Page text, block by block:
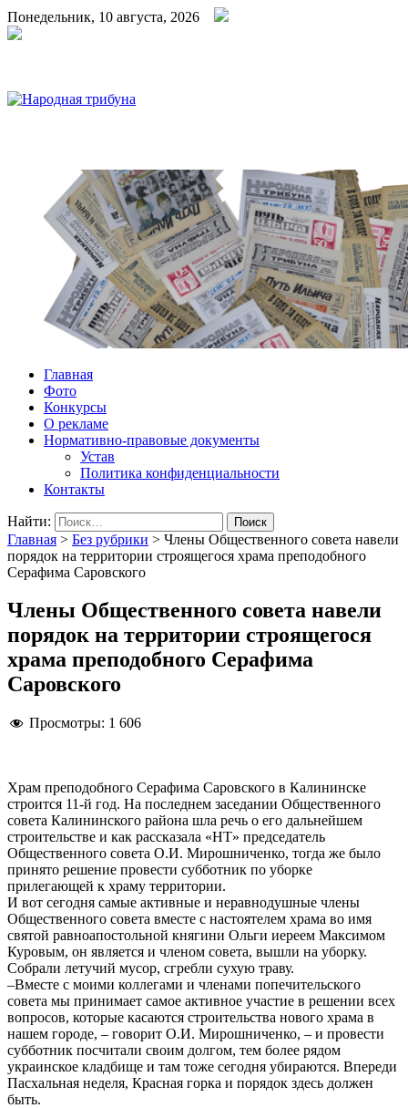
Понедельник, 10 августа, 2026
Народная трибуна
Калининская районная газета
Главная
Фото
Конкурсы
О рекламе
Нормативно-правовые документы
Устав
Политика конфиденциальности
Контакты
Найти:
Главная > Без рубрики > Члены Общественного совета навели
порядок на территории строящегося храма преподобного
Серафима Саровского
Члены Общественного совета навели
порядок на территории строящегося
храма преподобного Серафима
Саровского
Просмотры: 1 606
Храм преподобного Серафима Саровского в Калининске
строится 11-й год. На последнем заседании Общественного
совета Калининского района шла речь о его дальнейшем
строительстве и как рассказала «НТ» председатель
Общественного совета О.И. Мирошниченко, тогда же было
принято решение провести субботник по уборке
прилегающей к храму территории.
И вот сегодня самые активные и неравнодушные члены
Общественного совета вместе с настоятелем храма во имя
святой равноапостольной княгини Ольги иереем Максимом
Куровым, он является и членом совета, вышли на уборку.
Собрали летучий мусор, сгребли сухую траву.
–Вместе с моими коллегами и членами попечительского
совета мы принимает самое активное участие в решении всех
вопросов, которые касаются строительства нового храма в
нашем городе, – говорит О.И. Мирошниченко, – и провести
субботник посчитали своим долгом, тем более рядом
украинское кладбище и там тоже сегодня убираются. Впереди
Пасхальная неделя, Красная горка и порядок здесь должен
быть.